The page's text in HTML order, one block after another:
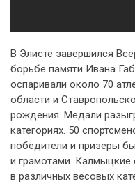
В Элисте завершился
борьбе памяти Ивана
оспаривали около 70
области и
рождения. Медали
категориях. 50
победители и призеры
и грамотами. Калмыцкие
в различных весовых